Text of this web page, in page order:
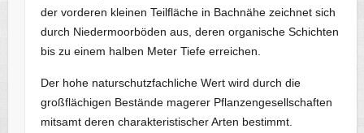
der vorderen kleinen Teilfläche in Bachnähe zeichnet sich
durch Niedermoorböden aus, deren organische Schichten
bis zu einem halben Meter Tiefe erreichen.
Der hohe naturschutzfachliche Wert wird durch die
großflächigen Bestände magerer Pflanzengesellschaften
mitsamt deren charakteristischer Arten bestimmt.